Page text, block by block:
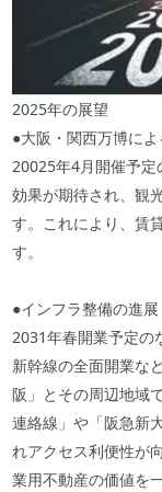
2025年の展望
●大阪・関西万博に
20025年4月開催予定
効果が期待され、観
す。これにより、賃
す。
●インフラ整備の進展
2031年春開業予定の
新幹線の全面開業な
阪」とその周辺地域
連絡線」や「阪急新
れアクセス利便性が
業用不動産の価値を